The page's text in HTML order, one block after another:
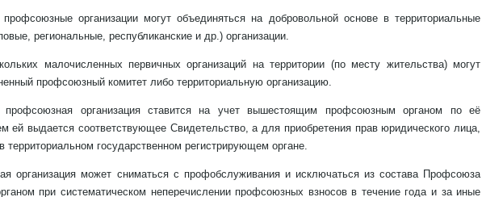
организации могут объединяться на добровольной основе в территориальные
региональные, республиканские и др.) организации.
малочисленных первичных организаций на территории (по месту жительства) могут
профсоюзный комитет либо территориальную организацию.
профсоюзная организация ставится на учет вышестоящим профсоюзным органом по её
ей выдается соответствующее Свидетельство, а для приобретения прав юридического лица,
территориальном государственном регистрирующем органе.
организация может сниматься с профобслуживания и исключаться из состава Профсоюза
при систематическом неперечислении профсоюзных взносов в течение года и за иные